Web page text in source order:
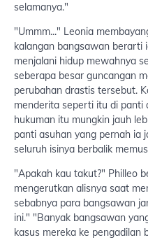
selamanya."
"Ummm..." Leonia
kalangan bangsawan berarti
menjalani hidup mewahnya
seberapa besar guncangan
perubahan drastis tersebut.
menderita seperti itu di panti
hukuman itu mungkin jauh
panti asuhan yang pernah ia
seluruh isinya berbalik
"Apakah kau takut?" Philleo
mengerutkan alisnya saat
sebabnya para bangsawan
ini." "Banyak bangsawan
kasus mereka ke pengadilan